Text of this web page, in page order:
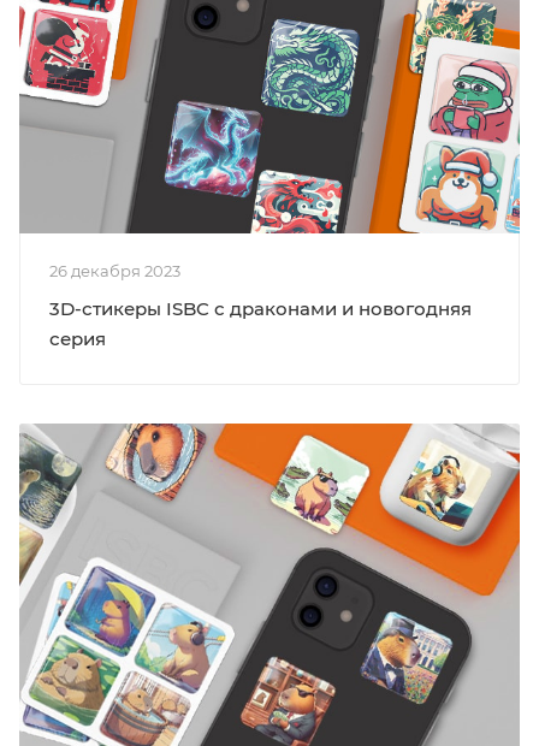
26 декабря 2023
3D-стикеры ISBC с драконами и новогодняя
серия